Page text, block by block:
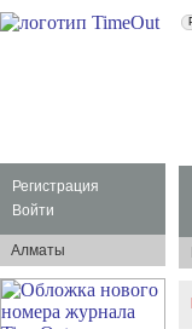
Регистрация
Войти
Алматы